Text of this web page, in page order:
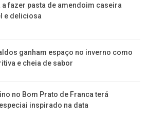
a fazer pasta de amendoim caseira
e deliciosa
ganham espaço no inverno como
e cheia de sabor
no Bom Prato de Franca terá
inspirado na data